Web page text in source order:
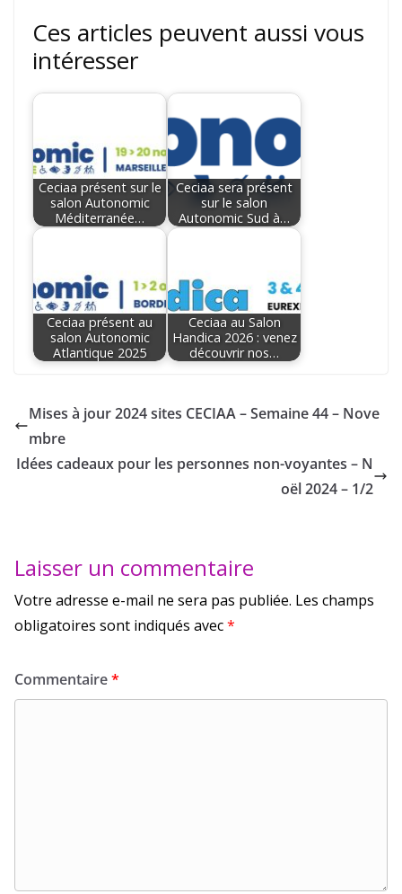
Ces articles peuvent aussi vous
intéresser
Ceciaa présent sur le
salon Autonomic
Méditerranée…
Ceciaa sera présent
sur le salon
Autonomic Sud à…
Ceciaa présent au
salon Autonomic
Atlantique 2025
Ceciaa au Salon
Handica 2026 : venez
découvrir nos…
Mises à jour 2024 sites CECIAA – Semaine 44 – Nove
mbre
Idées cadeaux pour les personnes non-voyantes – N
oël 2024 – 1/2
Laisser un commentaire
Votre adresse e-mail ne sera pas publiée. Les champs
obligatoires sont indiqués avec*
Commentaire*